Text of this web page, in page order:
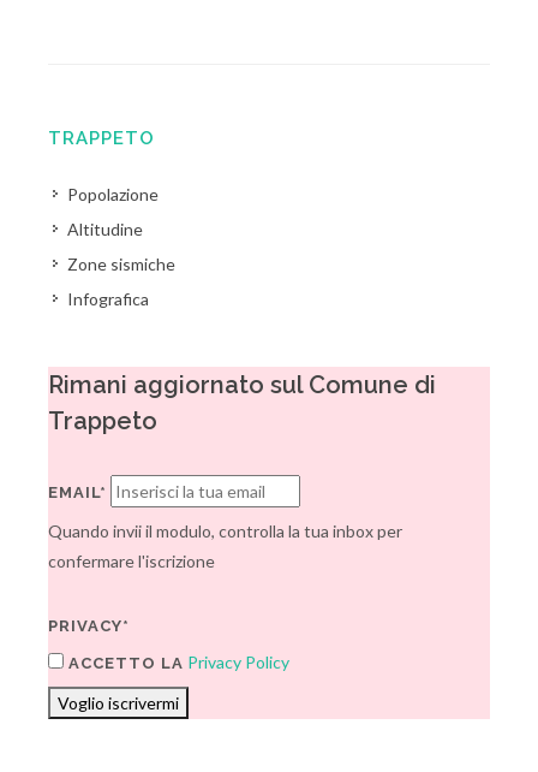
TRAPPETO
Popolazione
Altitudine
Zone sismiche
Infografica
Rimani aggiornato sul Comune di
Trappeto
EMAIL*
Quando invii il modulo, controlla la tua inbox per
confermare l'iscrizione
PRIVACY*
ACCETTO LA Privacy Policy
Voglio iscrivermi